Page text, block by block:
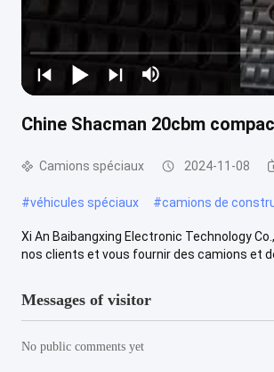
Chine Shacman 20cbm
Camions spéciaux 2024-11-08
#véhicules spéciaux #camions de
Xi An Baibangxing Electronic Technology
nos clients et vous fournir des camions et
Messages of visitor
No public comments yet